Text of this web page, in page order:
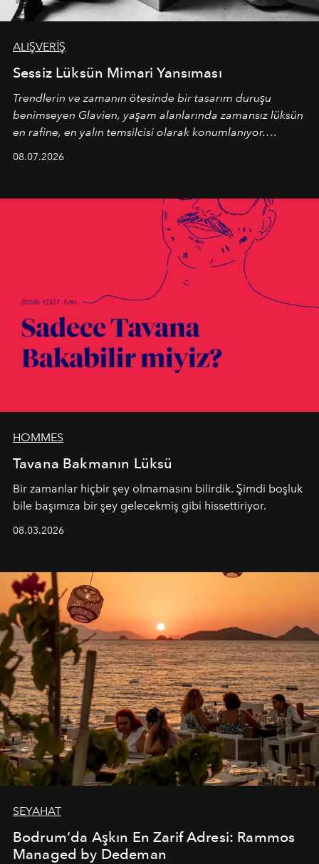
ALIŞVERİŞ
Sessiz Lüksün Mimari Yansıması
Trendlerin ve zamanın ötesinde bir tasarım duruşu
benimseyen Glavien, yaşam alanlarında zamansız lüksün
en rafine, en yalın temsilcisi olarak konumlanıyor.
08.07.2026
HOMMES
Tavana Bakmanın Lüksü
Bir zamanlar hiçbir şey olmamasını bilirdik. Şimdi boşluk
bile başımıza bir şey gelecekmiş gibi hissettiriyor.
08.03.2026
SEYAHAT
Bodrum’da Aşkın En Zarif Adresi: Rammos
Managed by Dedeman